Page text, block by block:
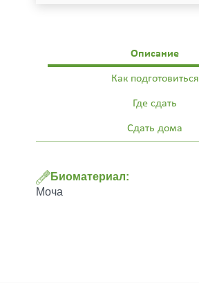
Описание
Как подготовиться
Где сдать
Сдать дома
Биоматериал:
Моча